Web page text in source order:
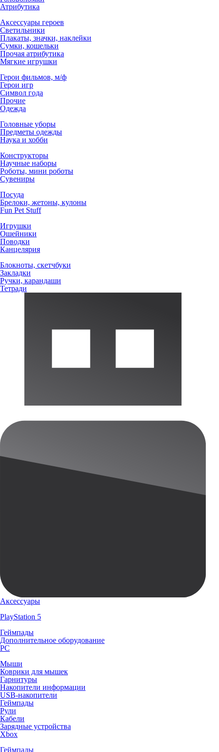
Атрибутика
Аксессуары героев
Светильники
Плакаты, значки, наклейки
Сумки, кошельки
Прочая атрибутика
Мягкие игрушки
Герои фильмов, м/ф
Герои игр
Символ года
Прочие
Одежда
Головные уборы
Предметы одежды
Наука и хобби
Конструкторы
Научные наборы
Роботы, мини роботы
Сувениры
Посуда
Брелоки, жетоны, кулоны
Fun Pet Stuff
Игрушки
Ошейники
Поводки
Канцелярия
Блокноты, скетчбуки
Закладки
Ручки, карандаши
Тетради
Аксессуары
PlayStation 5
Геймпады
Дополнительное оборудование
PC
Мыши
Коврики для мышек
Гарнитуры
Накопители информации
USB-накопители
Геймпады
Рули
Кабели
Зарядные устройства
Xbox
Геймпады